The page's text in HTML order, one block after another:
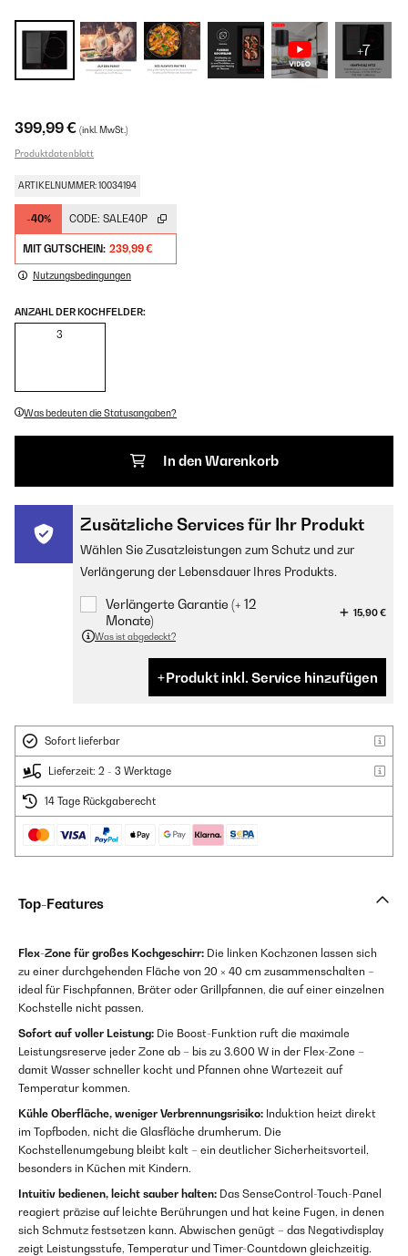
+7
399,99 € (inkl. MwSt.)
Produktdatenblatt
ARTIKELNUMMER: 10034194
-40% CODE: SALE40P
MIT GUTSCHEIN: 239,99 €
Nutzungsbedingungen
ANZAHL DER KOCHFELDER:
3
Was bedeuten die Statusangaben?
In den Warenkorb
Zusätzliche Services für Ihr Produkt
Wählen Sie Zusatzleistungen zum Schutz und zur
Verlängerung der Lebensdauer Ihres Produkts.
Verlängerte Garantie (+ 12
Monate)
15,90 €
Was ist abgedeckt?
Produkt inkl. Service hinzufügen
Sofort lieferbar
Lieferzeit: 2 - 3 Werktage
14 Tage Rückgaberecht
Top-Features
Flex-Zone für großes Kochgeschirr: Die linken Kochzonen lassen sich
zu einer durchgehenden Fläche von 20 × 40 cm zusammenschalten –
ideal für Fischpfannen, Bräter oder Grillpfannen, die auf einer einzelnen
Kochstelle nicht passen.
Sofort auf voller Leistung: Die Boost-Funktion ruft die maximale
Leistungsreserve jeder Zone ab – bis zu 3.600 W in der Flex-Zone –
damit Wasser schneller kocht und Pfannen ohne Wartezeit auf
Temperatur kommen.
Kühle Oberfläche, weniger Verbrennungsrisiko: Induktion heizt direkt
im Topfboden, nicht die Glasfläche drumherum. Die
Kochstellenumgebung bleibt kalt – ein deutlicher Sicherheitsvorteil,
besonders in Küchen mit Kindern.
Intuitiv bedienen, leicht sauber halten: Das SenseControl-Touch-Panel
reagiert präzise auf leichte Berührungen und hat keine Fugen, in denen
sich Schmutz festsetzen kann. Abwischen genügt – das Negativdisplay
zeigt Leistungsstufe, Temperatur und Timer-Countdown gleichzeitig.